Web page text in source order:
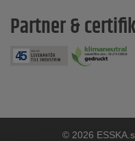
Partner &
© 2026